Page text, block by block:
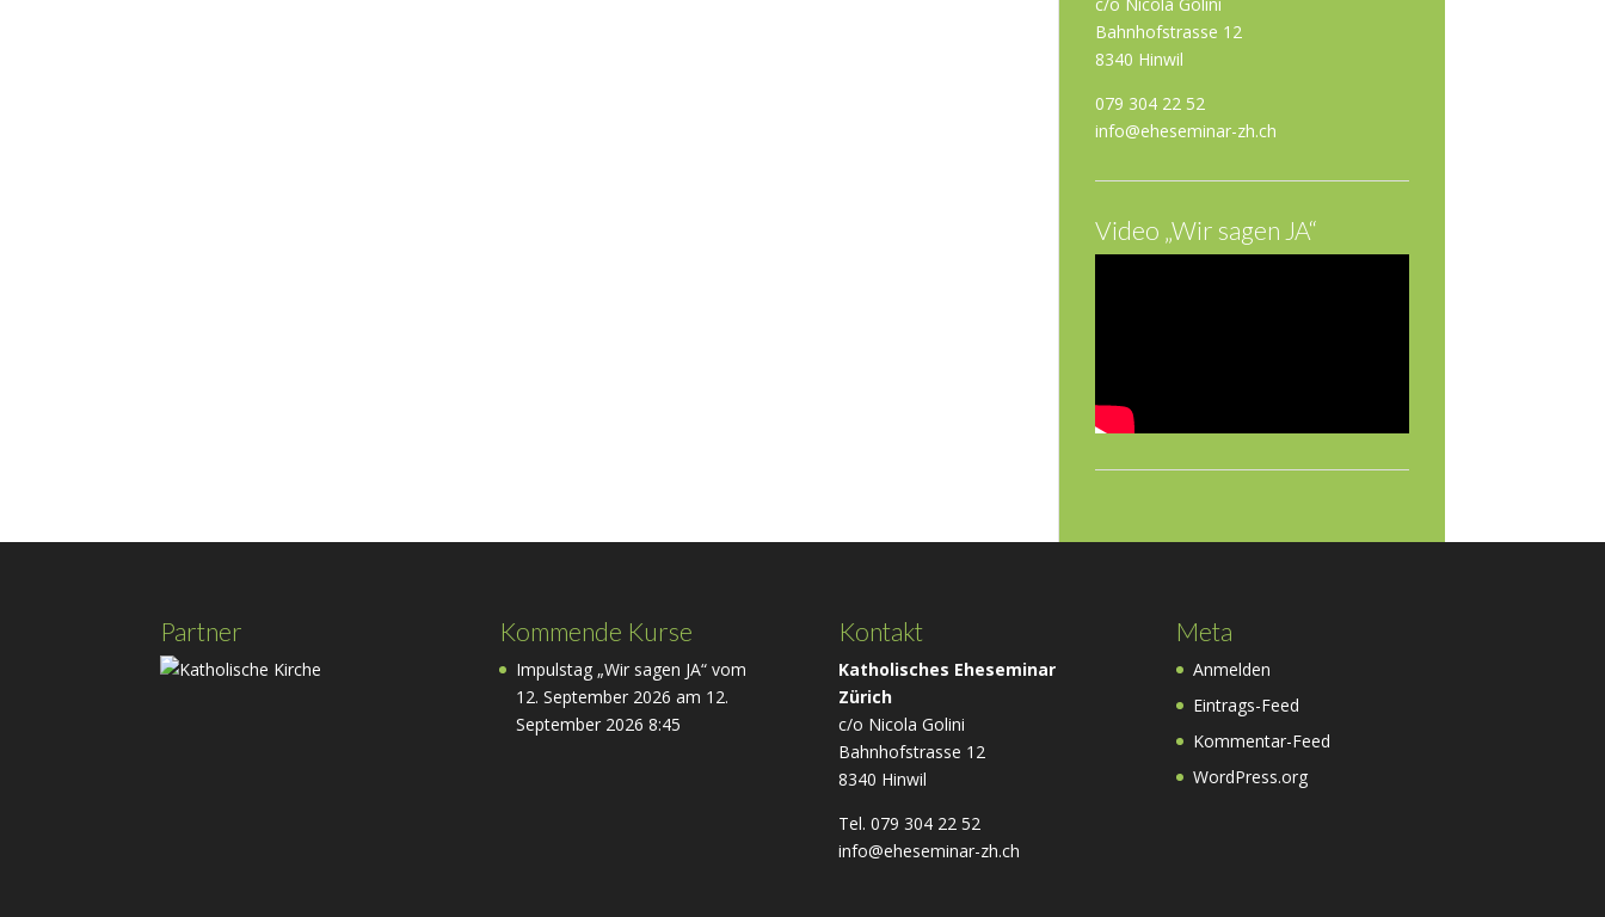
Bahnhofstrasse 12
8340 Hinwil
079 304 22 52
info@eheseminar-zh.ch
Video „Wir sagen JA“
Partner Kommende Kurse
Impulstag „Wir sagen JA“ vom
12. September 2026 am 12.
September 2026 8:45
Kontakt
Katholisches Eheseminar
Zürich
c/o Nicola Golini
Bahnhofstrasse 12
8340 Hinwil
Tel. 079 304 22 52
info@eheseminar-zh.ch
Meta
Anmelden
Eintrags-Feed
Kommentar-Feed
WordPress.org